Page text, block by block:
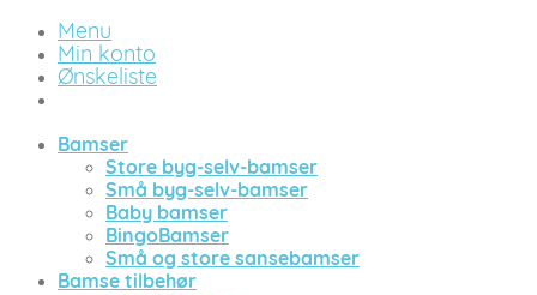
Menu
Min konto
Ønskeliste
Bamser
Store byg-selv-bamser
Små byg-selv-bamser
Baby bamser
BingoBamser
Små og store sansebamser
Bamse tilbehør